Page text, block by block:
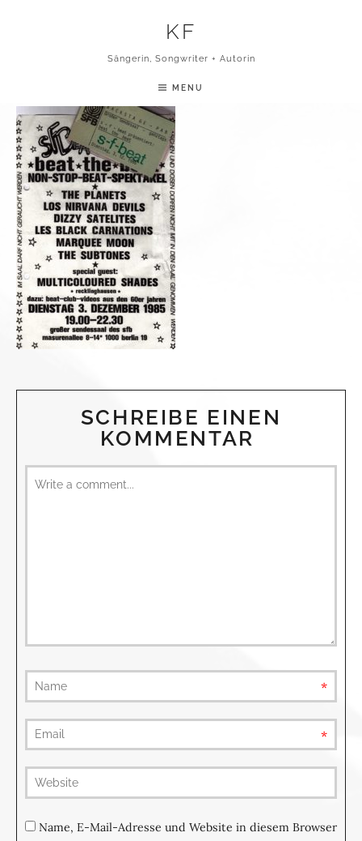
KF
Sängerin, Songwriter + Autorin
MENU
NON STOP BEAT
SPEKTAKEL
SCHREIBE EINEN
KOMMENTAR
Name, E-Mail-Adresse und Website in diesem Browser